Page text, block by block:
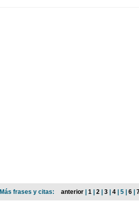
Más frases y citas: anterior 1 2 3 4 | 5 | 6